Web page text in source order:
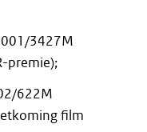
3427M
premie);
622M
film